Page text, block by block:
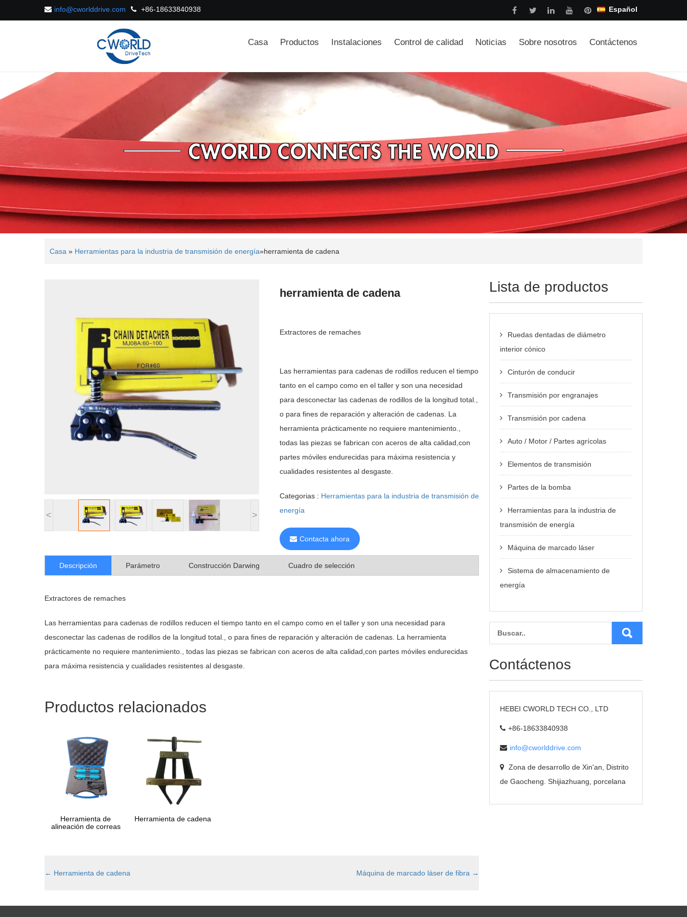
+86-18633840938
info@cworlddrive.com Español
Casa Productos Instalaciones Control de calidad Noticias Sobre nosotros Contáctenos
Casa » Herramientas para la industria de transmisión de energía»herramienta de cadena
< >
herramienta de cadena
Extractores de remaches
Las herramientas para cadenas de rodillos reducen el tiempo
tanto en el campo como en el taller y son una necesidad
para desconectar las cadenas de rodillos de la longitud total.,
o para fines de reparación y alteración de cadenas. La
herramienta prácticamente no requiere mantenimiento.,
todas las piezas se fabrican con aceros de alta calidad,con
partes móviles endurecidas para máxima resistencia y
cualidades resistentes al desgaste.
Categorias : Herramientas para la industria de transmisión de
energía
Contacta ahora
Descripción Parámetro Construcción Darwing Cuadro de selección
Extractores de remaches
Las herramientas para cadenas de rodillos reducen el tiempo tanto en el campo como en el taller y son una necesidad para
desconectar las cadenas de rodillos de la longitud total., o para fines de reparación y alteración de cadenas. La herramienta
prácticamente no requiere mantenimiento., todas las piezas se fabrican con aceros de alta calidad,con partes móviles endurecidas
para máxima resistencia y cualidades resistentes al desgaste.
Productos relacionados
Herramienta de
alineación de correas
Herramienta de cadena
← Herramienta de cadena Máquina de marcado láser de fibra →
Lista de productos
Ruedas dentadas de diámetro
interior cónico
Cinturón de conducir
Transmisión por engranajes
Transmisión por cadena
Auto / Motor / Partes agrícolas
Elementos de transmisión
Partes de la bomba
Herramientas para la industria de
transmisión de energía
Máquina de marcado láser
Sistema de almacenamiento de
energía
Contáctenos
HEBEI CWORLD TECH CO., LTD
+86-18633840938
info@cworlddrive.com
Zona de desarrollo de Xin'an, Distrito
de Gaocheng. Shijiazhuang, porcelana